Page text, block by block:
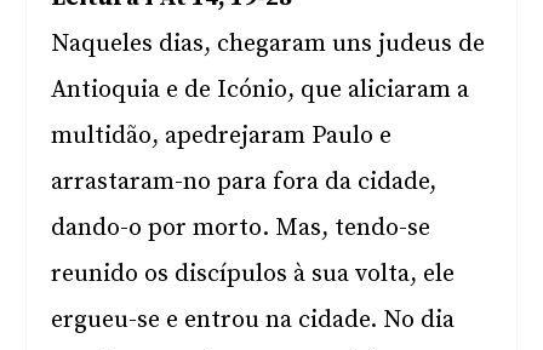
Naqueles dias, chegaram uns judeus de
Antioquia e de Icónio, que aliciaram a
multidão, apedrejaram Paulo e
arrastaram-no para fora da cidade,
dando-o por morto. Mas, tendo-se
reunido os discípulos à sua volta, ele
ergueu-se e entrou na cidade. No dia